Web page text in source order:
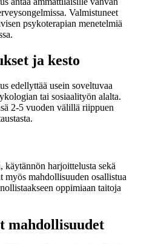
Valmistuneet
psykoterapian menetelmiä
ja kesto
edellyttää usein soveltuvaa
tai sosiaalityön alalta.
2-5 vuoden välillä riippuen
harjoittelusta sekä
myös mahdollisuuden osallistua
oppimiaan taitoja
mahdollisuudet